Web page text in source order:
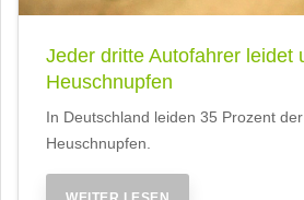
Jeder dritte Autofahrer leidet
Heuschnupfen
In Deutschland leiden 35 Prozent
Heuschnupfen.